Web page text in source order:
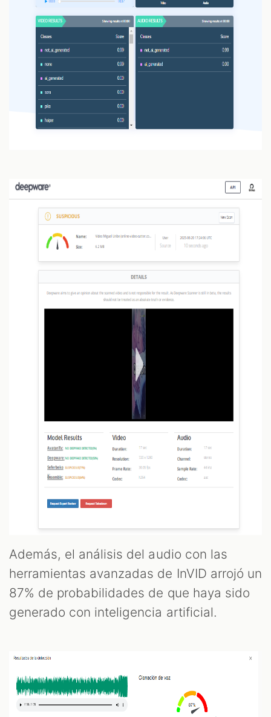
Además, el análisis del audio con las
herramientas avanzadas de InVID arrojó un
87% de probabilidades de que haya sido
generado con inteligencia artificial.